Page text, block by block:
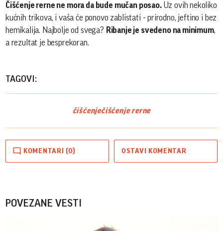
Čišćenje rerne ne mora da bude mučan posao.Uz ovih nekoliko
kućnih trikova, i vaša će ponovo zablistati - prirodno, jeftino i bez
hemikalija. Najbolje od svega? Ribanje je svedeno na minimum,
a rezultat je besprekoran.
TAGOVI:
čišćenječišćenje rerne
KOMENTARI (0) OSTAVI KOMENTAR
POVEZANE VESTI